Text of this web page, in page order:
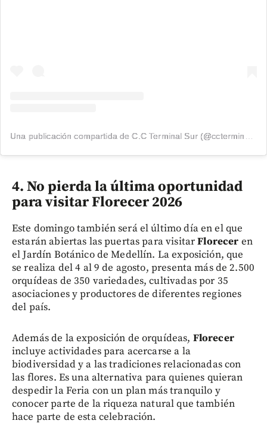
4. No pierda la última oportunidad
para visitar Florecer 2026
Este domingo también será el último día en el que
estarán abiertas las puertas para visitarFlorecer en
el Jardín Botánico de Medellín. La exposición, que
se realiza del 4 al 9 de agosto, presenta más de 2.500
orquídeas de 350 variedades, cultivadas por 35
asociaciones y productores de diferentes regiones
del país.
Además de la exposición de orquídeas, Florecer
incluye actividades para acercarse a la
biodiversidad y a las tradiciones relacionadas con
las flores. Es una alternativa para quienes quieran
despedir la Feria con un plan más tranquilo y
conocer parte de la riqueza natural que también
hace parte de esta celebración.